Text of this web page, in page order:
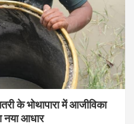
के भोथापारा में आजीविका
नया आधार